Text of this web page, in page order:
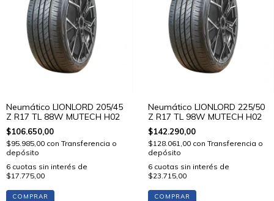
Neumático LIONLORD 205/45
Z R17 TL 88W MUTECH H02
$106.650,00
$95.985,00 con Transferencia o
depósito
6 cuotas sin interés de
$17.775,00
COMPRAR
Neumático LIONLORD 225/50
Z R17 TL 98W MUTECH H02
$142.290,00
$128.061,00 con Transferencia o
depósito
6 cuotas sin interés de
$23.715,00
COMPRAR